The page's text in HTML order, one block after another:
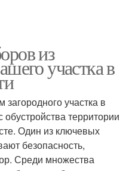
из
участка в
участка в
территории
Один из ключевых
безопасность,
Среди множества